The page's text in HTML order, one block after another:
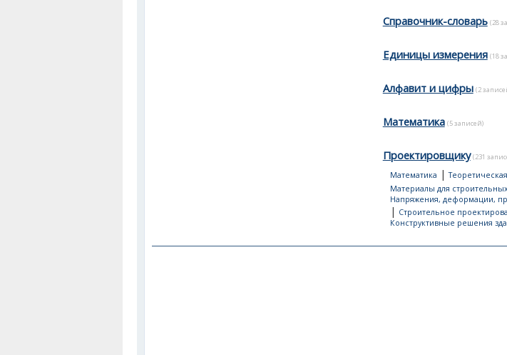
Справочник-словарь (28
Единицы измерения (18
Алфавит и цифры (2
Математика (5 записей)
Проектировщику (231
Математика |
Материалы для
Напряжения, деформации,
| Строительное
Конструктивные решения